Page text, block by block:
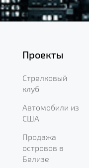
Проекты
Стрелковый
клуб
Автомобили из
США
Продажа
островов в
Белизе